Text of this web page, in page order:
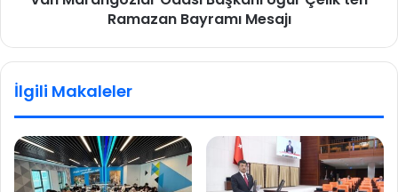
Ramazan Bayramı Mesajı
İlgili Makaleler